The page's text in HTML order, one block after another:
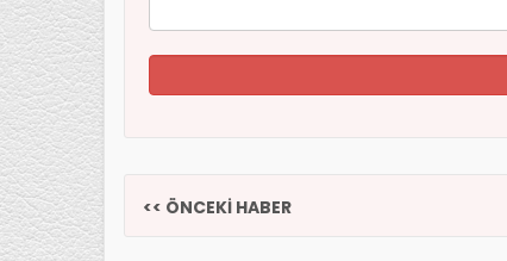
<< ÖNCEKİ HABER